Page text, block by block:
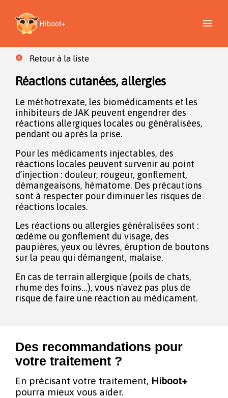
Retour à la liste
Réactions cutanées, allergies
Le méthotrexate, les biomédicaments et les
inhibiteurs de JAK peuvent engendrer des
réactions allergiques locales ou généralisées,
pendant ou après la prise.
Pour les médicaments injectables, des
réactions locales peuvent survenir au point
d’injection : douleur, rougeur, gonflement,
démangeaisons, hématome. Des précautions
sont à respecter pour diminuer les risques de
réactions locales.
Les réactions ou allergies généralisées sont :
œdème ou gonflement du visage, des
paupières, yeux ou lèvres, éruption de boutons
sur la peau qui démangent, malaise.
En cas de terrain allergique (poils de chats,
rhume des foins...), vous n'avez pas plus de
risque de faire une réaction au médicament.
Des recommandations pour
votre traitement ?
En précisant votre traitement, Hiboot+
pourra mieux vous aider.